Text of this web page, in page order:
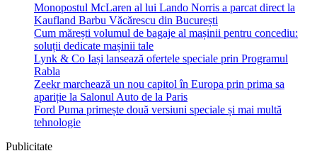
Monopostul McLaren al lui Lando Norris a parcat direct la
Kaufland Barbu Văcărescu din București
Cum mărești volumul de bagaje al mașinii pentru concediu:
soluții dedicate mașinii tale
Lynk & Co Iași lansează ofertele speciale prin Programul
Rabla
Zeekr marchează un nou capitol în Europa prin prima sa
apariție la Salonul Auto de la Paris
Ford Puma primește două versiuni speciale și mai multă
tehnologie
Publicitate